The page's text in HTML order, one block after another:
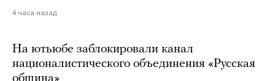
4 часа назад
На ютьюбе заблокировали канал
националистического объединения «Русская